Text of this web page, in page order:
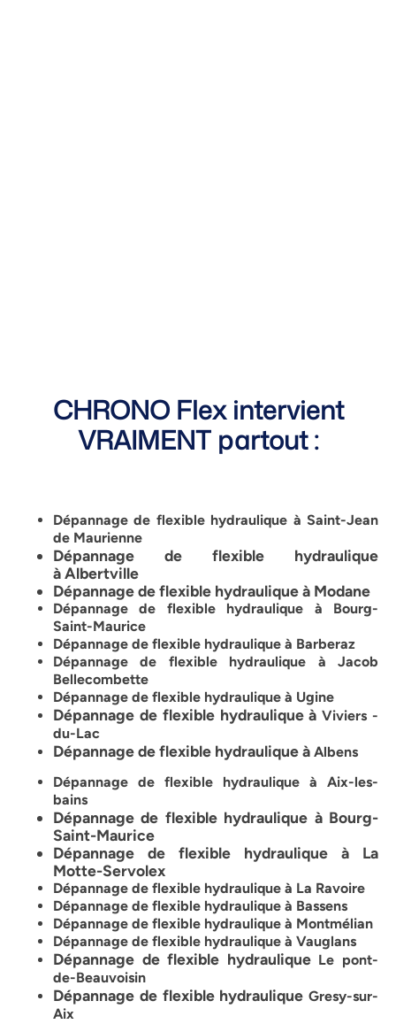
CHRONO Flex intervient
VRAIMENT partout :
Dépannage de flexible hydraulique à Saint-Jean
de Maurienne
Dépannage de flexible hydraulique
àAlbertville
Dépannage de flexible hydraulique à Modane
Dépannage de flexible hydraulique à Bourg-
Saint-Maurice
Dépannage de flexible hydraulique à Barberaz
Dépannage de flexible hydraulique à Jacob
Bellecombette
Dépannage de flexible hydraulique à Ugine
Dépannage de flexible hydraulique àViviers -
du-Lac
Dépannage de flexible hydraulique à Albens
Dépannage de flexible hydraulique à Aix-les-
bains
Dépannage de flexible hydraulique à Bourg-
Saint-Maurice
Dépannage de flexible hydraulique à La
Motte-Servolex
Dépannage de flexible hydraulique à La Ravoire
Dépannage de flexible hydraulique à Bassens
Dépannage de flexible hydraulique à Montmélian
Dépannage de flexible hydraulique à Vauglans
Dépannage de flexible hydraulique Le pont-
de-Beauvoisin
Dépannage de flexible hydraulique Gresy-sur-
Aix